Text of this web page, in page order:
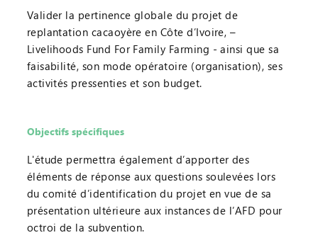
Valider la pertinence globale du projet de
replantation cacaoyère en Côte d’Ivoire, –
Livelihoods Fund For Family Farming - ainsi que sa
faisabilité, son mode opératoire (organisation), ses
activités pressenties et son budget.
Objectifs spécifiques
L'étude permettra également d’apporter des
éléments de réponse aux questions soulevées lors
du comité d’identification du projet en vue de sa
présentation ultérieure aux instances de l’AFD pour
octroi de la subvention.